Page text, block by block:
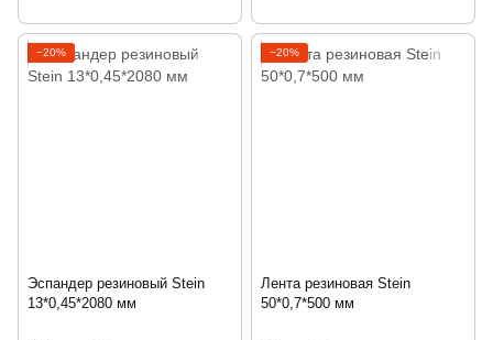
−20%
Эспандер резиновый Stein
13*0,45*2080 мм
−20%
Лента резиновая Stein
50*0,7*500 мм